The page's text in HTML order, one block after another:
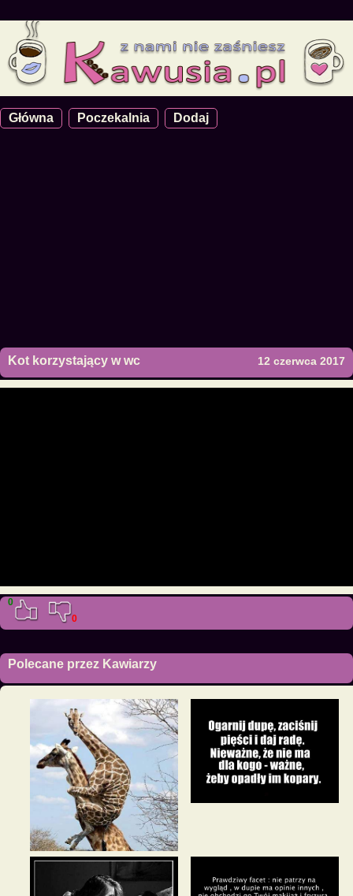
Główna Poczekalnia Dodaj
Kot korzystający w wc 12 czerwca 2017
0
0
Polecane przez Kawiarzy